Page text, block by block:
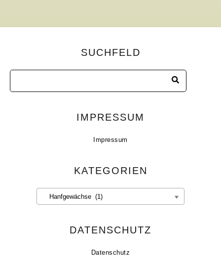
SUCHFELD
IMPRESSUM
Impressum
KATEGORIEN
Kategorien
DATENSCHUTZ
Datenschutz